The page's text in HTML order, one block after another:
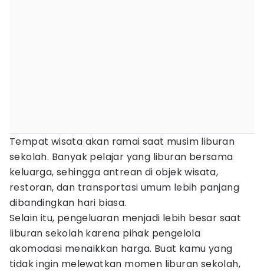
Tempat wisata akan ramai saat musim liburan
sekolah. Banyak pelajar yang liburan bersama
keluarga, sehingga antrean di objek wisata,
restoran, dan transportasi umum lebih panjang
dibandingkan hari biasa.
Selain itu, pengeluaran menjadi lebih besar saat
liburan sekolah karena pihak pengelola
akomodasi menaikkan harga. Buat kamu yang
tidak ingin melewatkan momen liburan sekolah,